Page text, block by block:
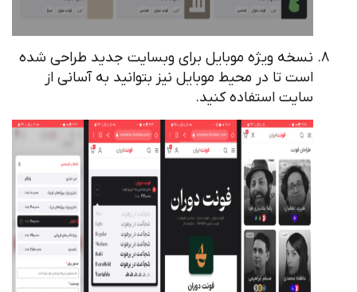
نسخه ویژه موبایل برای وبسایت جدید طراحی شده
است تا در محیط موبایل نیز بتوانید به آسانی از
سایت استفاده کنید.